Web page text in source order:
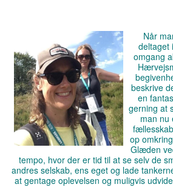
Når
deltaget
omgang
beskrive
en
gerning at
man nu
op
Glæden
tempo, hvor der er tid til at se selv de
andres selskab, ens eget og lade
at gentage oplevelsen og muligvis